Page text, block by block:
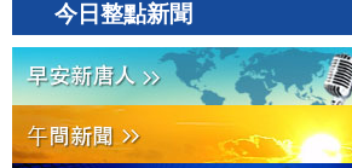
今日整點新聞